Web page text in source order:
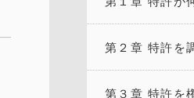
第２章 特許を
第３章 特許を